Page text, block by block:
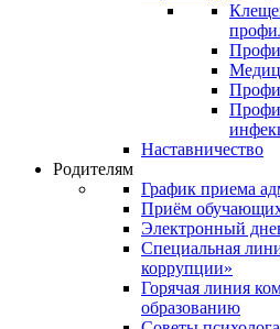
Наставничество
Родителям
График приема
Приём
Электронный
Специальная
коррупции»
Горячая линия
образованию